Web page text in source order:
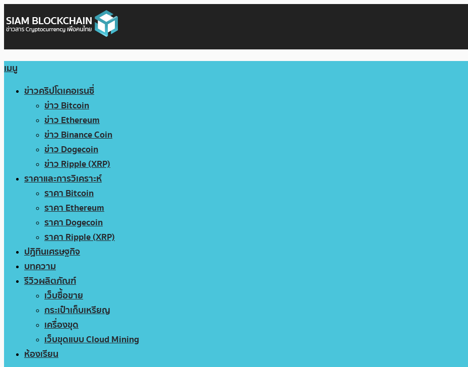
เมนู
ข่าวคริปโตเคอเรนซี่
ข่าว Bitcoin
ข่าว Ethereum
ข่าว Binance Coin
ข่าว Dogecoin
ข่าว Ripple (XRP)
ราคาและการวิเคราะห์
ราคา Bitcoin
ราคา Ethereum
ราคา Dogecoin
ราคา Ripple (XRP)
ปฏิทินเศรษฐกิจ
บทความ
รีวิวผลิตภัณฑ์
เว็บซื้อขาย
กระเป๋าเก็บเหรียญ
เครื่องขุด
เว็บขุดแบบ Cloud Mining
ห้องเรียน